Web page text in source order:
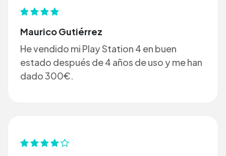
Maurico Gutiérrez
He vendido mi Play Station 4 en buen
estado después de 4 años de uso y me han
dado 300€.